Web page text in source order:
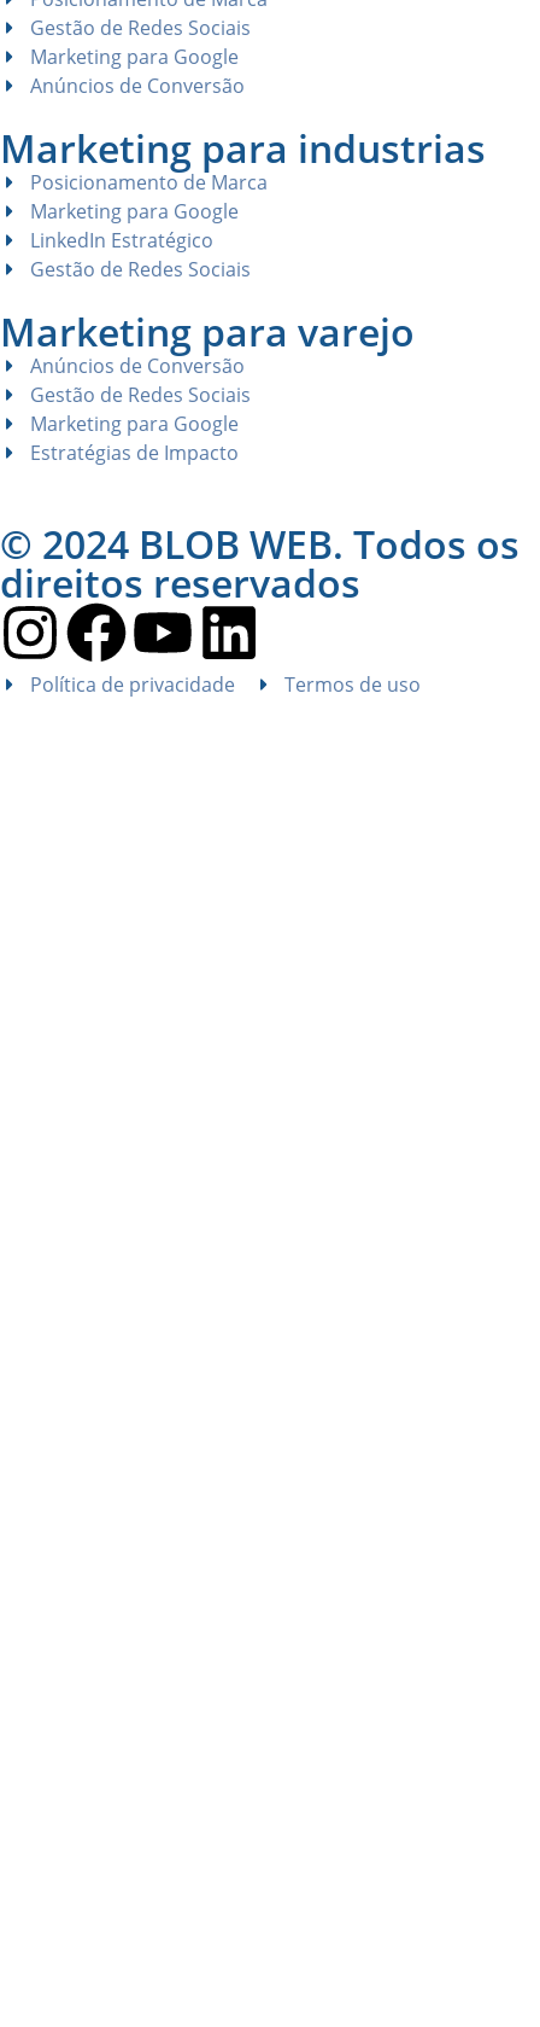
Gestão de Redes Sociais
Marketing para Google
Anúncios de Conversão
Marketing para industrias
Posicionamento de Marca
Marketing para Google
LinkedIn Estratégico
Gestão de Redes Sociais
Marketing para varejo
Anúncios de Conversão
Gestão de Redes Sociais
Marketing para Google
Estratégias de Impacto
© 2024 BLOB WEB. Todos os
direitos reservados
Política de privacidade Termos de uso